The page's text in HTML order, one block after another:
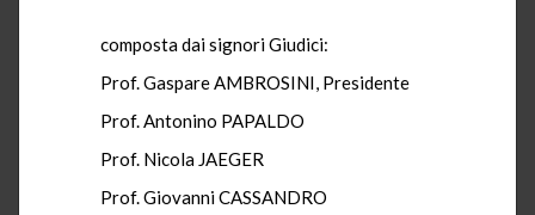
composta dai signori Giudici:
Prof. Gaspare AMBROSINI, Presidente
Prof. Antonino PAPALDO
Prof. Nicola JAEGER
Prof. Giovanni CASSANDRO